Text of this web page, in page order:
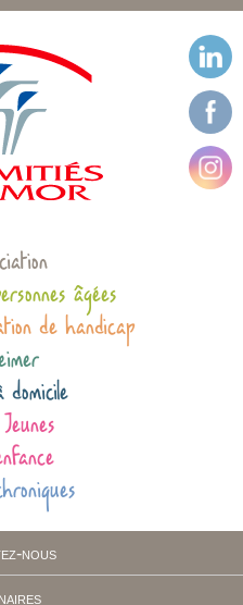
âgées
de handicap
nous